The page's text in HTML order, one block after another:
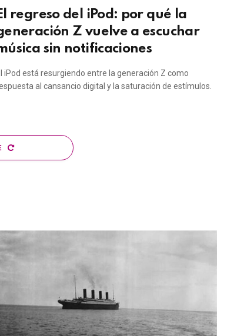
regreso del iPod: por qué la
Z vuelve a escuchar
sin notificaciones
iPod está resurgiendo entre la generación Z como
al cansancio digital y la saturación de estímulos.